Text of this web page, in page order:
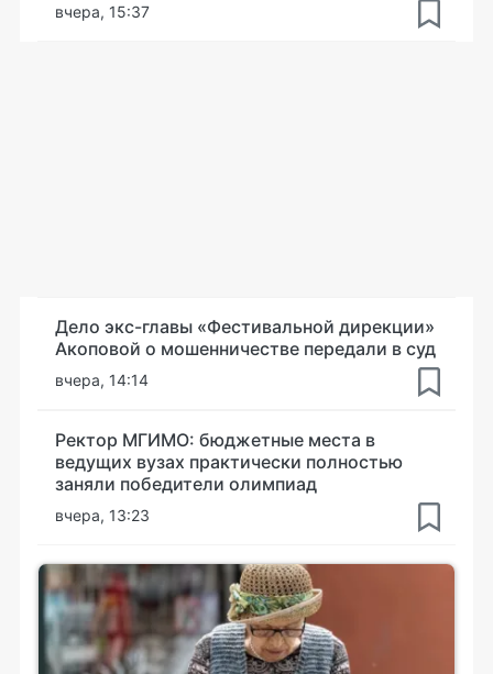
вчера, 15:37
Дело экс-главы «Фестивальной дирекции»
Акоповой о мошенничестве передали в суд
вчера, 14:14
Ректор МГИМО: бюджетные места в
ведущих вузах практически полностью
заняли победители олимпиад
вчера, 13:23